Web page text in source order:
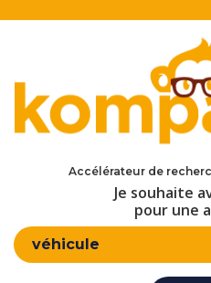
Accélérateur de
Je souhaite
pour une
véhicule